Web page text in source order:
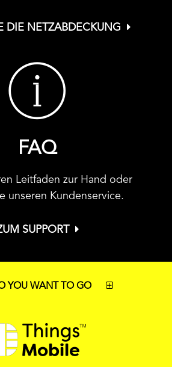
DIE NETZABDECKUNG
FAQ
Leitfaden zur Hand oder
unseren Kundenservice.
SUPPORT
YOU WANT TO GO